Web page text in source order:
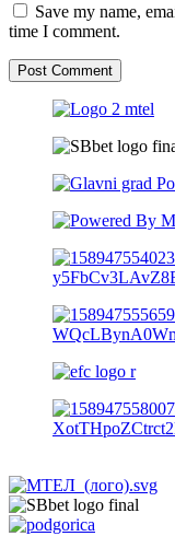
Save my name,
time I comment.